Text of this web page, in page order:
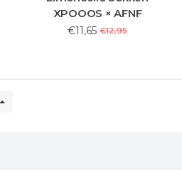
XPOOOS × AFNF
€11,65 €12,95